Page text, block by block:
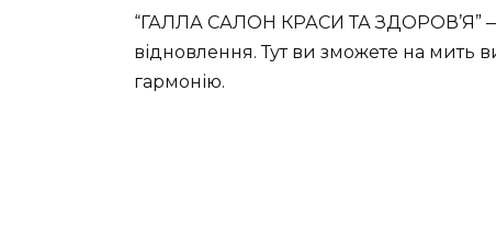
“ГАЛЛА САЛОН КРАСИ ТА ЗДОРОВ’Я” —
відновлення. Тут ви зможете на мить
гармонію.